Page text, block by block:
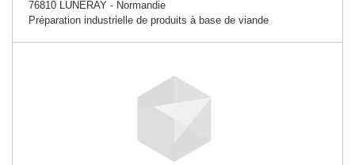
76810 LUNERAY - Normandie
Préparation industrielle de produits à base de viande